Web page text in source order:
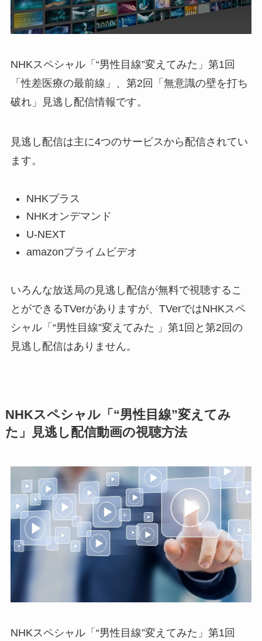
NHKスペシャル「“男性目線”変えてみた」第1回
「性差医療の最前線」、第2回「無意識の壁を打ち
破れ」見逃し配信情報です。
見逃し配信は主に4つのサービスから配信されてい
ます。
NHKプラス
NHKオンデマンド
U-NEXT
amazonプライムビデオ
いろんな放送局の見逃し配信が無料で視聴するこ
とができるTVerがありますが、TVerではNHKスペ
シャル「“男性目線”変えてみた 」第1回と第2回の
見逃し配信はありません。
NHKスペシャル「“男性目線”変えてみ
た」見逃し配信動画の視聴方法
NHKスペシャル「“男性目線”変えてみた」第1回